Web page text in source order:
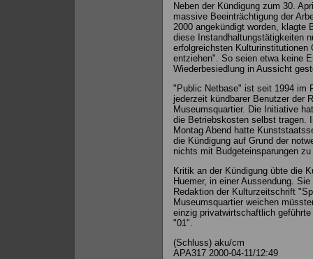
Neben der Kündigung zum 30.
massive Beeinträchtigung der
2000 angekündigt worden, klagte
diese Instandhaltungstätigkeiten
erfolgreichsten
entziehen". So seien etwa keine
Wiederbesiedlung in Aussicht
"Public Netbase" ist seit 1994 im
jederzeit kündbarer Benutzer der
Museumsquartier. Die Initiative
die Betriebskosten selbst tragen.
Montag Abend hatte
die Kündigung auf Grund der
nichts mit Budgeteinsparungen
Kritik an der Kündigung übte die
Huemer, in einer Aussendung.
Redaktion der Kulturzeitschrift
Museumsquartier weichen
einzig privatwirtschaftlich geführte
"01".
(Schluss) aku/cm
APA317 2000-04-11/12:49